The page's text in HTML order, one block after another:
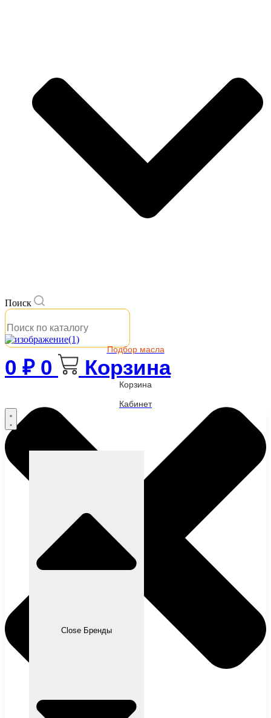
Поиск
Подбор масла
0 ₽ 0 Корзина
Корзина
Кабинет
Close Бренды